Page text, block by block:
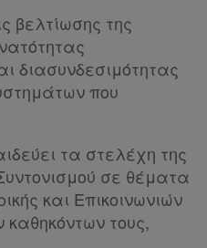
βελτίωσης της
διασυνδεσιμότητας
που
τα στελέχη της
σε θέματα
και Επικοινωνιών
τους,